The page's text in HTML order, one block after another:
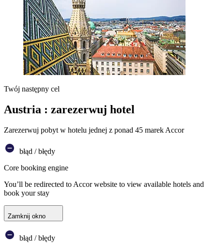
Twój następny cel
Austria : zarezerwuj hotel
Zarezerwuj pobyt w hotelu jednej z ponad 45 marek Accor
błąd / błędy
Core booking engine
You’ll be redirected to Accor website to view available hotels and
book your stay
Zamknij okno
błąd / błędy